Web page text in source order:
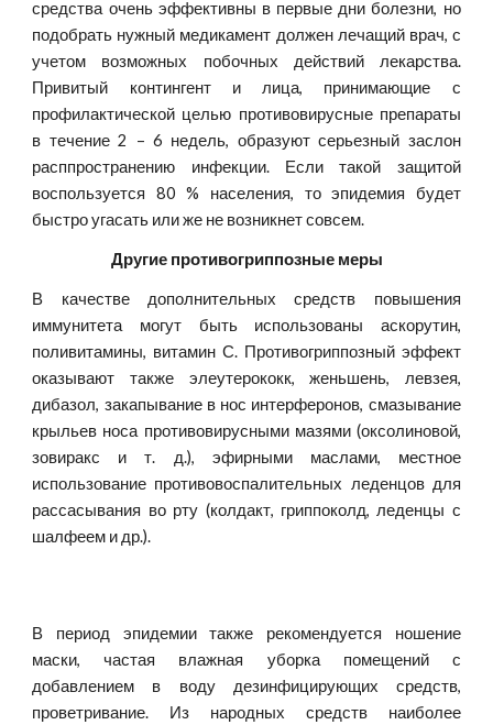
средства очень эффективны в первые дни болезни, но
подобрать нужный медикамент должен лечащий врач, с
учетом возможных побочных действий лекарства.
Привитый контингент и лица, принимающие с
профилактической целью противовирусные препараты
в течение 2 – 6 недель, образуют серьезный заслон
расппространению инфекции. Если такой защитой
воспользуется 80 % населения, то эпидемия будет
быстро угасать или же не возникнет совсем.
Другие противогриппозные меры
В качестве дополнительных средств повышения
иммунитета могут быть использованы аскорутин,
поливитамины, витамин С. Противогриппозный эффект
оказывают также элеутерококк, женьшень, левзея,
дибазол, закапывание в нос интерферонов, смазывание
крыльев носа противовирусными мазями (оксолиновой,
зовиракс и т. д.), эфирными маслами, местное
использование противовоспалительных леденцов для
рассасывания во рту (колдакт, гриппоколд, леденцы с
шалфеем и др.).
В период эпидемии также рекомендуется ношение
маски, частая влажная уборка помещений с
добавлением в воду дезинфицирующих средств,
проветривание. Из народных средств наиболее